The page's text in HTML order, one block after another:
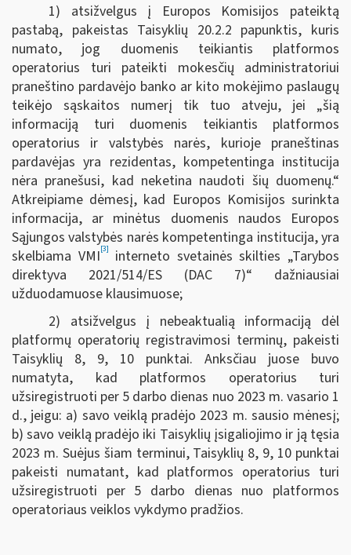
1) atsižvelgus į Europos Komisijos pateiktą
pastabą, pakeistas Taisyklių 20.2.2 papunktis, kuris
numato, jog duomenis teikiantis platformos
operatorius turi pateikti mokesčių administratoriui
praneštino pardavėjo banko ar kito mokėjimo paslaugų
teikėjo sąskaitos numerį tik tuo atveju, jei „šią
informaciją turi duomenis teikiantis platformos
operatorius ir valstybės narės, kurioje praneštinas
pardavėjas yra rezidentas, kompetentinga institucija
nėra pranešusi, kad neketina naudoti šių duomenų.“
Atkreipiame dėmesį, kad Europos Komisijos surinkta
informacija, ar minėtus duomenis naudos Europos
Sąjungos valstybės narės kompetentinga institucija, yra
skelbiama VMI[3]
interneto svetainės skilties „Tarybos
direktyva 2021/514/ES (DAC 7)“ dažniausiai
užduodamuose klausimuose;
2) atsižvelgus į nebeaktualią informaciją dėl
platformų operatorių registravimosi terminų, pakeisti
Taisyklių 8, 9, 10 punktai. Anksčiau juose buvo
numatyta, kad platformos operatorius turi
užsiregistruoti per 5 darbo dienas nuo 2023 m. vasario 1
d., jeigu: a) savo veiklą pradėjo 2023 m. sausio mėnesį;
b) savo veiklą pradėjo iki Taisyklių įsigaliojimo ir ją tęsia
2023 m. Suėjus šiam terminui, Taisyklių 8, 9, 10 punktai
pakeisti numatant, kad platformos operatorius turi
užsiregistruoti per 5 darbo dienas nuo platformos
operatoriaus veiklos vykdymo pradžios.